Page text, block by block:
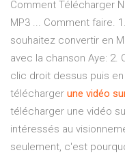
Comment Télécharger
MP3 ... Comment faire.
souhaitez convertir en
avec la chanson Aye: 2.
clic droit dessus puis
télécharger une vidéo
télécharger une vidéo
intéressés au
seulement, c'est